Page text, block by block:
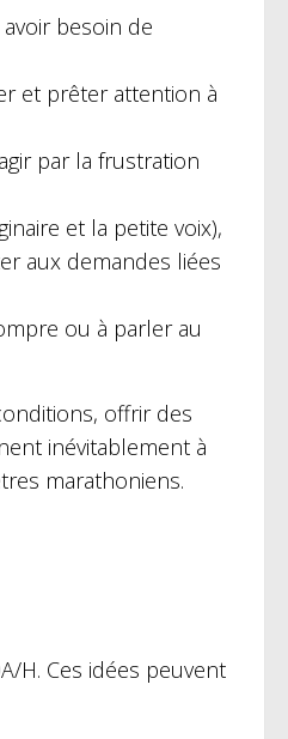
besoin de
et prêter attention à
par la frustration
et la petite voix),
aux demandes liées
ou à parler au
offrir des
inévitablement à
marathoniens.
H. Ces idées peuvent